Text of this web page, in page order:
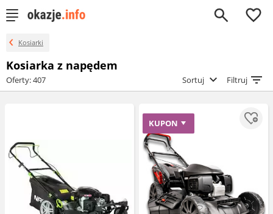
0
Kosiarki
Kosiarka z napędem
Oferty: 407 Sortuj Filtruj
KUPON